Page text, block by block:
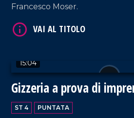
Francesco Moser.
15:04
Gizzeria a prova di
ST 4 PUNTATA
VAI AL TITOLO